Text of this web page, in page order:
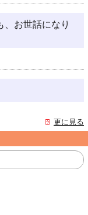
お世話になり
更に見る